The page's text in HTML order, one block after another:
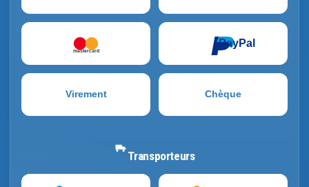
mastercard
PayPal
Virement Chèque
Transporteurs